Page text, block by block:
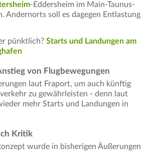
-Eddersheim im Main-Taunus-
Andernorts soll es dagegen Entlastung
pünktlich? Starts und Landungen am
von Flugbewegungen
laut Fraport, um auch künftig
zu gewährleisten - denn laut
mehr Starts und Landungen in
Kritik
wurde in bisherigen Äußerungen